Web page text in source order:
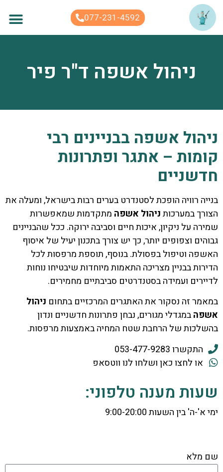
לתוכן
077-231-4592
ניהול אשפה ד"ר פיר
ניהול אשפה בבניינים רבי
קומות – אתגר ופתרונות
חדשניים
בנייה רוויה הופכת לסטנדרט בערים רבות בישראל, ומעלה את
הצורך במערכותניהול אשפה מתקדמות שמאפשרות
שמירה על ניקיון, איכות חיים וסביבה ירוקה. ככל שהבניינים
גבוהים וצפופים יותר, כך יש צורך בתכנון יעיל של איסוף
האשפה וטיפול בפסולת. בנוסף, תוספת מרפסות לכל
הדירות בבניין מצריכה התאמות מיוחדות שיבטיחו נוחות
לדיירים ועמידה בסטנדרטים סביבתיים מחמירים.
במאמר זה נסקור את האתגרים המרכזיים בתחום ניהול
אשפהבמגדלי מגורים, נבחן פתרונות חדשניים ונדון
בהשלכות של הרחבת שטח המחיה באמצעות מרפסות.
התקשרו 053-477-9283
או לחצו כאן ושלחו לנו ווטסאפ
שעות מענה טלפוני:
ימי א'-ה' בין השעות 9:00-20:00
שם מלא